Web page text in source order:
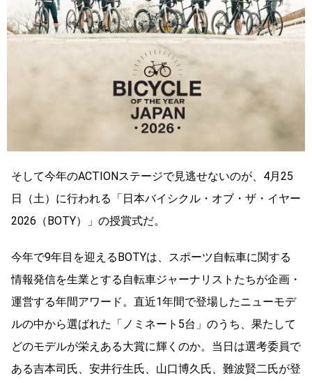
そして今年のACTIONステージで見逃せないのが、4月25
日（土）に行われる「日本バイシクル・オブ・ザ・イヤー
2026（BOTY）」の授賞式だ。
今年で9年目を迎えるBOTYは、スポーツ自転車に関する
情報発信を生業とする自転車ジャーナリストたちが企画・
運営する年間アワード。直近1年間で登場したニューモデ
ルの中から選ばれた「ノミネート5台」のうち、果たして
どのモデルが栄えある大賞に輝くのか。当日は選考委員で
ある吉本司氏、安井行生氏、山口博久氏、難波賢二氏が登